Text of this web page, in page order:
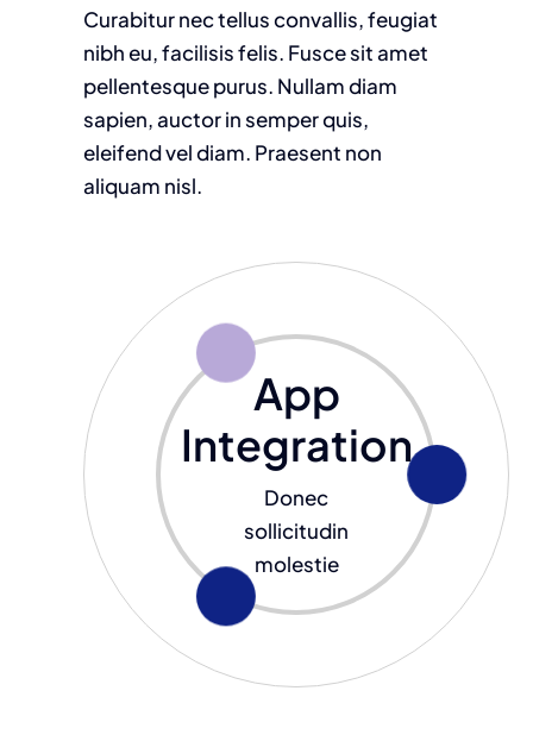
Curabitur nec tellus convallis, feugiat
nibh eu, facilisis felis. Fusce sit amet
pellentesque purus. Nullam diam
sapien, auctor in semper quis,
eleifend vel diam. Praesent non
aliquam nisl.
App
Integration
Donec
sollicitudin
molestie